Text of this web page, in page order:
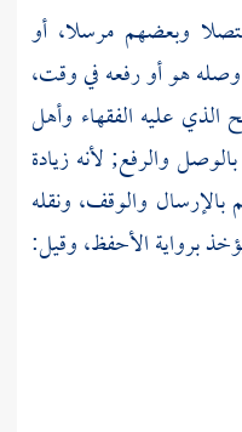
وبعضهم مرسلا، أو
هو أو رفعه في وقت،
عليه الفقهاء وأهل
والرفع; لأنه زيادة
والوقف، ونقله
برواية الأحفظ، وقيل: